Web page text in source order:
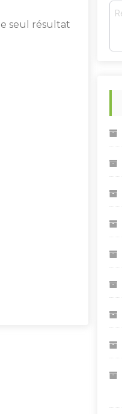
seul résultat
R
e
: